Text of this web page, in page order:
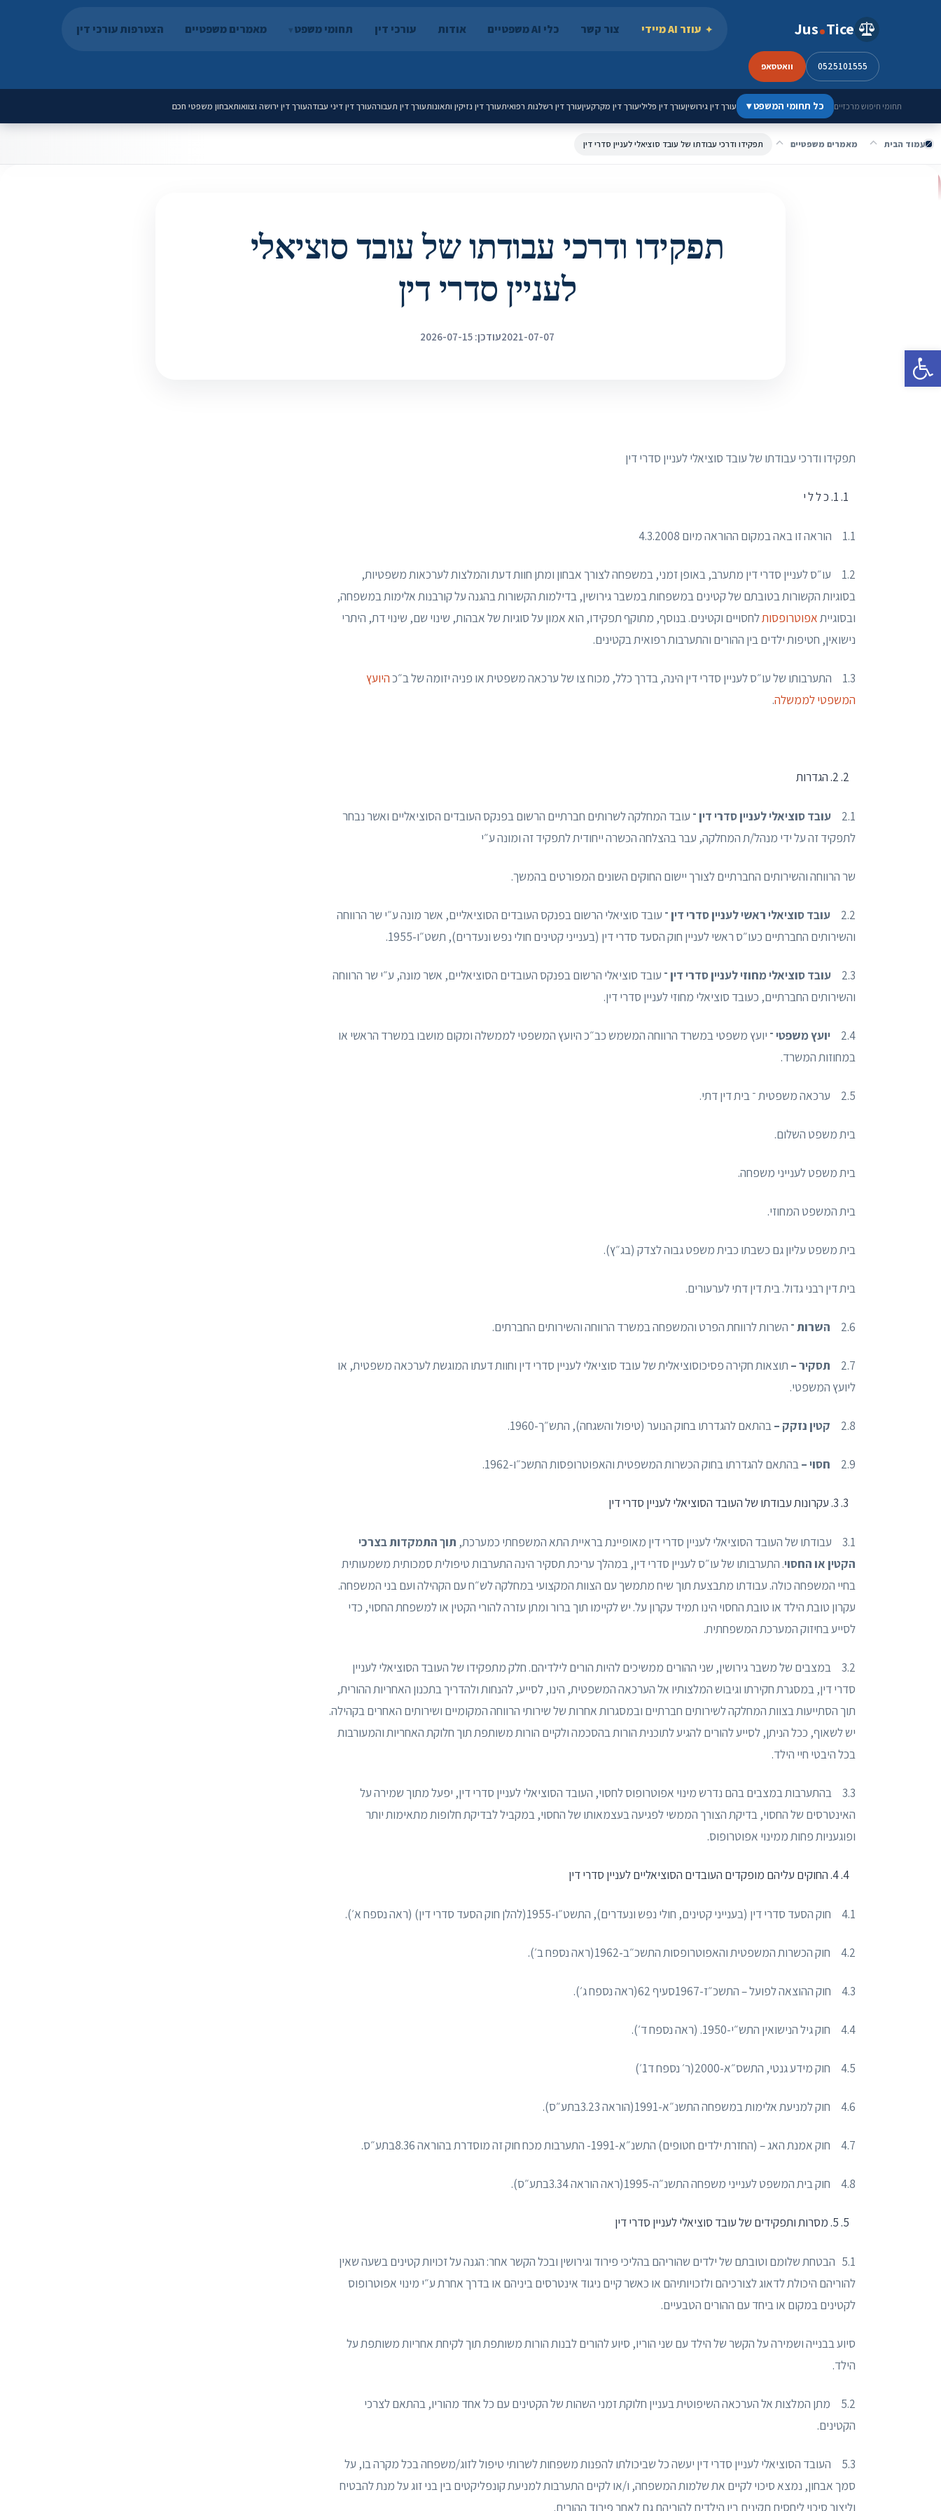
פתח סרגל נגישות
Jus Tice עוזר AI מיידי צור קשר כלי AI משפטיים אודות עורכי דין תחומי משפט מאמרים משפטיים הצטרפות עורכי דין
0525101555 וואטסאפ
תחומי חיפוש מרכזיים כל תחומי המשפט▾ עורך דין גירושיןעורך דין פליליעורך דין מקרקעיןעורך דין רשלנות רפואיתעורך דין נזיקין ותאונותעורך דין תעבורהעורך דין דיני עבודהעורך דין ירושה וצוואותאבחון משפטי חכם
עמוד הבית מאמרים משפטיים תפקידו ודרכי עבודתו של עובד סוציאלי לעניין סדרי דין
תפקידו ודרכי עבודתו של עובד סוציאלי
לעניין סדרי דין
2021-07-07עודכן: 2026-07-15
תפקידו ודרכי עבודתו של עובד סוציאלי לעניין סדרי דין
1. כ ל ל י
1.1 הוראה זו באה במקום ההוראה מיום 4.3.2008
1.2 עו״ס לעניין סדרי דין מתערב, באופן זמני, במשפחה לצורך אבחון ומתן חוות דעת והמלצות לערכאות משפטיות,
בסוגיות הקשורות בטובתם של קטינים במשפחות במשבר גירושין, בדילמות הקשורות בהגנה על קורבנות אלימות במשפחה,
ובסוגייתאפוטרופסותלחסויים וקטינים. בנוסף, מתוקף תפקידו, הוא אמון על סוגיות של אבהות, שינוי שם, שינוי דת, היתרי
נישואין, חטיפות ילדים בין ההורים והתערבות רפואית בקטינים.
1.3 התערבותו של עו״ס לעניין סדרי דין הינה, בדרך כלל, מכוח צו של ערכאה משפטית או פניה יזומה של ב״כ
היועץ
המשפטי לממשלה.
2. הגדרות
2.1 עובד סוציאלי לעניין סדרי דין ־ עובד המחלקה לשרותים חברתיים הרשום בפנקס העובדים הסוציאליים ואשר נבחר
לתפקיד זה על ידי מנהל/ת המחלקה, עבר בהצלחה הכשרה ייחודית לתפקיד זה ומונה ע״י
שר הרווחה והשירותים החברתיים לצורך יישום החוקים השונים המפורטים בהמשך.
2.2 עובד סוציאלי ראשי לעניין סדרי דין ־ עובד סוציאלי הרשום בפנקס העובדים הסוציאליים, אשר מונה ע״י שר הרווחה
והשירותים החברתיים כעו״ס ראשי לעניין חוק הסעד סדרי דין (בענייני קטינים חולי נפש ונעדרים), תשט״ו-1955.
2.3 עובד סוציאלי מחוזי לעניין סדרי דין ־ עובד סוציאלי הרשום בפנקס העובדים הסוציאליים, אשר מונה, ע״י שר הרווחה
והשירותים החברתיים, כעובד סוציאלי מחוזי לעניין סדרי דין.
2.4 יועץ משפטי ־ יועץ משפטי במשרד הרווחה המשמש כב״כ היועץ המשפטי לממשלה ומקום מושבו במשרד הראשי או
במחוזות המשרד.
2.5 ערכאה משפטית ־ בית דין דתי.
בית משפט השלום.
בית משפט לענייני משפחה.
בית המשפט המחוזי.
בית משפט עליון גם כשבתו כבית משפט גבוה לצדק (בג״ץ).
בית דין רבני גדול. בית דין דתי לערעורים.
2.6 השרות ־ השרות לרווחת הפרט והמשפחה במשרד הרווחה והשירותים החברתים.
2.7 תסקיר – תוצאות חקירה פסיכוסוציאלית של עובד סוציאלי לעניין סדרי דין וחוות דעתו המוגשת לערכאה משפטית, או
ליועץ המשפטי.
2.8 קטין נזקק –בהתאם להגדרתו בחוק הנוער (טיפול והשגחה), התש״ך-1960.
2.9 חסוי –בהתאם להגדרתו בחוק הכשרות המשפטית והאפוטרופסות התשכ״ו-1962.
3. עקרונות עבודתו של העובד הסוציאלי לעניין סדרי דין
3.1 עבודתו של העובד הסוציאלי לעניין סדרי דין מאופיינת בראיית התא המשפחתי כמערכת,
תוך התמקדות בצרכי
הקטין או החסוי. התערבותו של עו״ס לעניין סדרי דין, במהלך עריכת תסקיר הינה התערבות טיפולית סמכותית משמעותית
בחיי המשפחה כולה. עבודתו מתבצעת תוך שיח מתמשך עם הצוות המקצועי במחלקה לש״ח עם הקהילה ועם בני המשפחה.
עקרון טובת הילד או טובת החסוי הינו תמיד עקרון על. יש לקיימו תוך ברור ומתן עזרה להורי הקטין או למשפחת החסוי, כדי
לסייע בחיזוק המערכת המשפחתית.
3.2 במצבים של משבר גירושין, שני ההורים ממשיכים להיות הורים לילדיהם. חלק מתפקידו של העובד הסוציאלי לעניין
סדרי דין, במסגרת חקירתו וגיבוש המלצותיו אל הערכאה המשפטית, הינו, לסייע, להנחות ולהדריך בתכנון האחריות ההורית,
תוך הסתייעות בצוות המחלקה לשירותים חברתיים ובמסגרות אחרות של שירותי הרווחה המקומיים ושירותים האחרים בקהילה.
יש לשאוף, ככל הניתן, לסייע להורים להגיע לתוכנית הורות בהסכמה ולקיים הורות משותפת תוך חלוקת האחריות והמעורבות
בכל היבטי חיי הילד.
3.3 בהתערבות במצבים בהם נדרש מינוי אפוטרופוס לחסוי, העובד הסוציאלי לעניין סדרי דין, יפעל מתוך שמירה על
האינטרסים של החסוי, בדיקת הצורך הממשי לפגיעה בעצמאותו של החסוי, במקביל לבדיקת חלופות מתאימות יותר
ופוגעניות פחות ממינוי אפוטרופוס.
4. החוקים עליהם מופקדים העובדים הסוציאליים לעניין סדרי דין
4.1 חוק הסעד סדרי דין (בענייני קטינים, חולי נפש ונעדרים), התשט״ו-1955(להלן חוק הסעד סדרי דין) (ראה נספח א׳).
4.2 חוק הכשרות המשפטית והאפוטרופסות התשכ״ב-1962(ראה נספח ב׳).
4.3 חוק ההוצאה לפועל – התשכ״ז-1967סעיף 62(ראה נספח ג׳).
4.4 חוק גיל הנישואין התש״י-1950. (ראה נספח ד׳).
4.5 חוק מידע גנטי, התשס״א-2000(ר׳ נספח ד1׳)
4.6 חוק למניעת אלימות במשפחה התשנ״א-1991(הוראה 3.23בתע״ס).
4.7 חוק אמנת האג – (החזרת ילדים חטופים) התשנ״א-1991- התערבות מכח חוק זה מוסדרת בהוראה 8.36בתע״ס.
4.8 חוק בית המשפט לענייני משפחה התשנ״ה-1995(ראה הוראה 3.34בתע״ס).
5. מסרות ותפקידים של עובד סוציאלי לעניין סדרי דין
5.1 הבטחת שלומם וטובתם של ילדים שהוריהם בהליכי פירוד וגירושין ובכל הקשר אחר: הגנה על זכויות קטינים בשעה שאין
להוריהם היכולת לדאוג לצורכיהם ולזכויותיהם או כאשר קיים ניגוד אינטרסים ביניהם או בדרך אחרת ע״י מינוי אפוטרופוס
לקטינים במקום או ביחד עם ההורים הטבעיים.
סיוע בבנייה ושמירה על הקשר של הילד עם שני הוריו, סיוע להורים לבנות הורות משותפת תוך לקיחת אחריות משותפת על
הילד.
5.2 מתן המלצות אל הערכאה השיפוטית בעניין חלוקת זמני השהות של הקטינים עם כל אחד מהוריו, בהתאם לצרכי
הקטינים.
5.3 העובד הסוציאלי לעניין סדרי דין יעשה כל שביכולתו להפנות משפחות לשרותי טיפול לזוג/משפחה בכל מקרה בו, על
סמך אבחון, נמצא סיכוי לקיים את שלמות המשפחה, ו/או לקיים התערבות למניעת קונפליקטים בין בני זוג על מנת להבטיח
וליצור סיכוי ליחסים תקינים בין הילדים להוריהם גם לאחר פירוד ההורים.